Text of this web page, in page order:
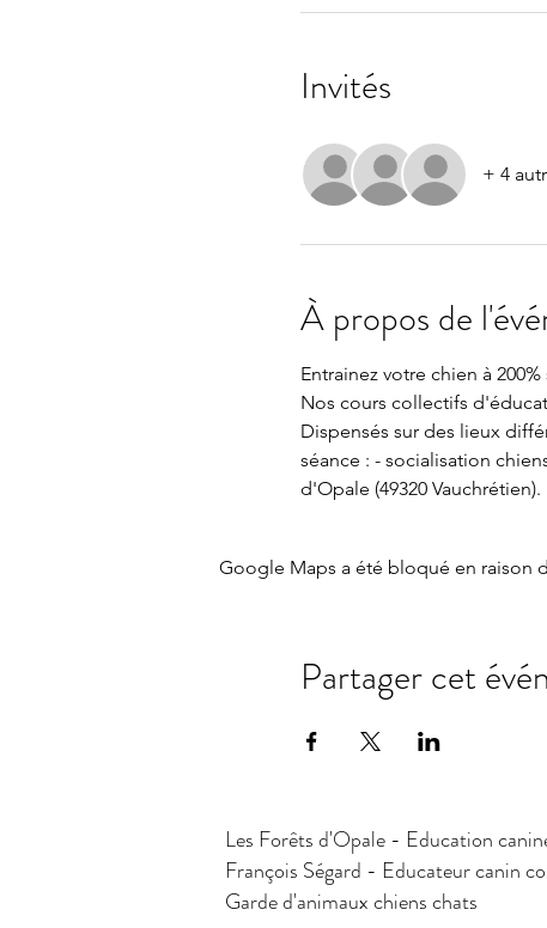
Invités
+ 4
À propos de
Entrainez votre chien à
Nos cours collectifs
Dispensés sur des lieux
séance : - socialisation
d'Opale (49320 Vauchrétien).
Google Maps a été bloqué en raison
Partager cet
Les Forêts d'Opale - Education
François Ségard - Educateur canin
Garde d'animaux chiens chats